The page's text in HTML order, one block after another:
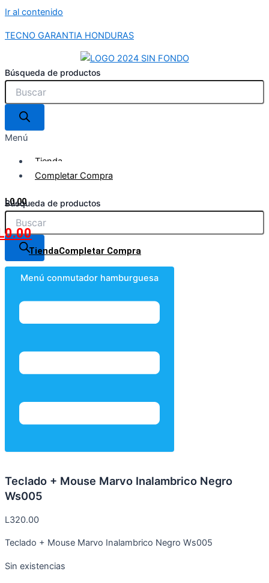
Ir al contenido
TECNO GARANTIA HONDURAS
Búsqueda de productos
Menú
Tienda
Completar Compra
L0.00
Búsqueda de productos
0.00
TiendaCompletar Compra
Menú conmutador hamburguesa
Teclado + Mouse Marvo Inalambrico Negro
Ws005
L320.00
Teclado + Mouse Marvo Inalambrico Negro Ws005
Sin existencias